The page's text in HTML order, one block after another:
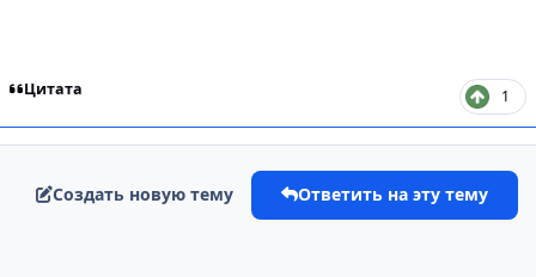
Цитата 1
Создать новую тему Ответить на эту тему